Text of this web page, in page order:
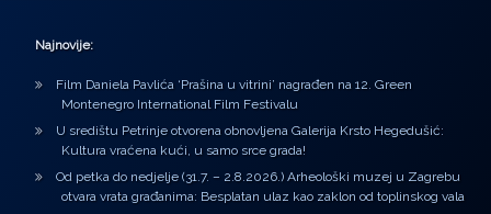
Najnovije:
Film Daniela Pavlića ‘Prašina u vitrini’ nagrađen na 12. Green
Montenegro International Film Festivalu
U središtu Petrinje otvorena obnovljena Galerija Krsto Hegedušić:
Kultura vraćena kući, u samo srce grada!
Od petka do nedjelje (31.7. – 2.8.2026.) Arheološki muzej u Zagrebu
otvara vrata građanima: Besplatan ulaz kao zaklon od toplinskog vala